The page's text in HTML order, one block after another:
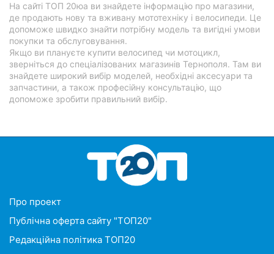
На сайті ТОП 20юа ви знайдете інформацію про магазини,
де продають нову та вживану мототехніку і велосипеди. Це
допоможе швидко знайти потрібну модель та вигідні умови
покупки та обслуговування.
Якщо ви плануєте купити велосипед чи мотоцикл,
зверніться до спеціалізованих магазинів Тернополя. Там ви
знайдете широкий вибір моделей, необхідні аксесуари та
запчастини, а також професійну консультацію, що
допоможе зробити правильний вибір.
Про проект
Публічна оферта сайту "ТОП20"
Редакційна політика ТОП20